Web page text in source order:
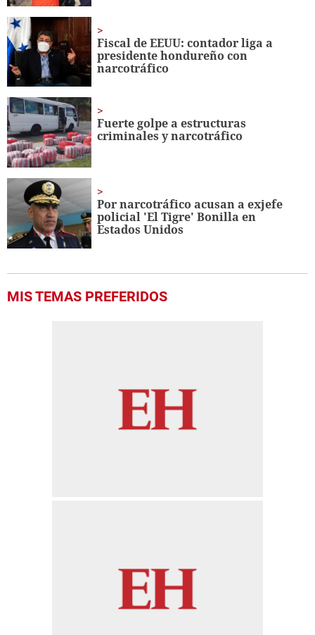
Fiscal de EEUU: contador liga a
presidente hondureño con
narcotráfico
Fuerte golpe a estructuras
criminales y narcotráfico
Por narcotráfico acusan a exjefe
policial 'El Tigre' Bonilla en
Estados Unidos
MIS TEMAS PREFERIDOS